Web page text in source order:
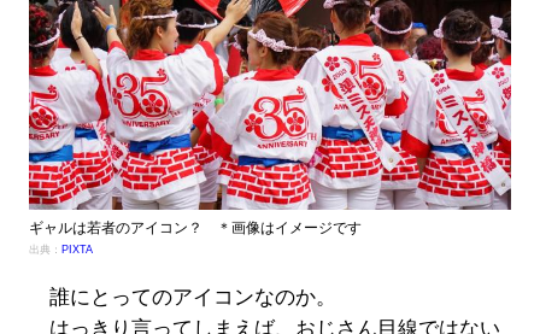
ギャルは若者のアイコン？ ＊画像はイメージです
出典： PIXTA
誰にとってのアイコンなのか。
はっきり言ってしまえば、おじさん目線ではない